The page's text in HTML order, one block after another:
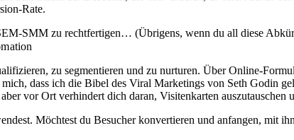
Rate.
SMM zu rechtfertigen… (Übrigens, wenn du all diese
zu segmentieren und zu nurturen. Über Online-
dass ich die Bibel des Viral Marketings von Seth Godin
vor Ort verhindert dich daran, Visitenkarten
Möchtest du Besucher konvertieren und anfangen, mit